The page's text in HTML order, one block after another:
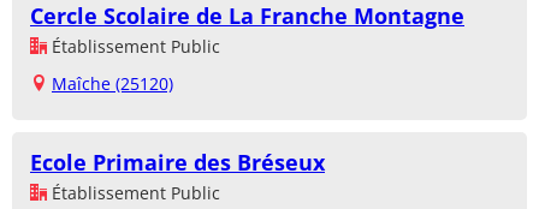
Cercle Scolaire de La Franche Montagne
Établissement Public
Maîche (25120)
Ecole Primaire des Bréseux
Établissement Public